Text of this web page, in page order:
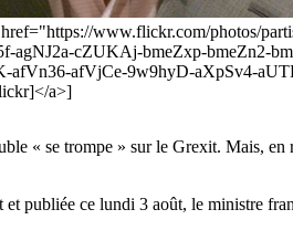
www.flickr.com/photos/
agNJ2a-cZUKAj-bmeZxp-
afVjCe-9w9hyD-aXpSv4-
a>]
« se trompe » sur le Grexit. Mais, en
publiée ce lundi 3 août, le ministre